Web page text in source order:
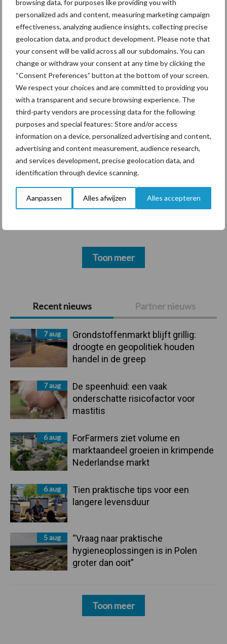
browsing data, for purposes like providing you with
personalized ads and content, measuring marketing campaign
effectiveness, analyzing audience insights, collecting precise
geolocation data, and product development. Please note that
your consent will be valid across all our subdomains. You can
change or withdraw your consent at any time by clicking the
“Consent Preferences” button at the bottom of your screen.
We respect your choices and are committed to providing you
with a transparent and secure browsing experience. The
third-party vendors are processing data for the following
purposes and special features: Store and/or access
information on a device, personalized advertising and content,
advertising and content measurement, audience research,
and services development, precise geolocation data, and
identification through device scanning.
Aanpassen Alles afwijzen Alles accepteren
Primaire
Sidebar
Recent nieuws Partner nieuws
7 aug
Grondstoffenmarkt blijft grillig:
droogte en geopolitiek houden
handel in de greep
7 aug
De speenhuid: een vaak
onderschatte risicofactor voor
mastitis
6 aug
ForFarmers ziet volume en
marktaandeel groeien in krimpende
Nederlandse markt
6 aug
Tien praktische tips voor een
langere levensduur
5 aug
“Vraag naar praktische
hygieneoplossingen is in Polen
groter dan ooit”
Toon meer
ForFarmers ziet volume en
marktaandeel groeien in
krimpende Nederlandse
Themapagina's
Diergezondheid Bemesting Fokkerij
Bedrijfsnieuws
Ligbox &
Voerhekken
Toon meer